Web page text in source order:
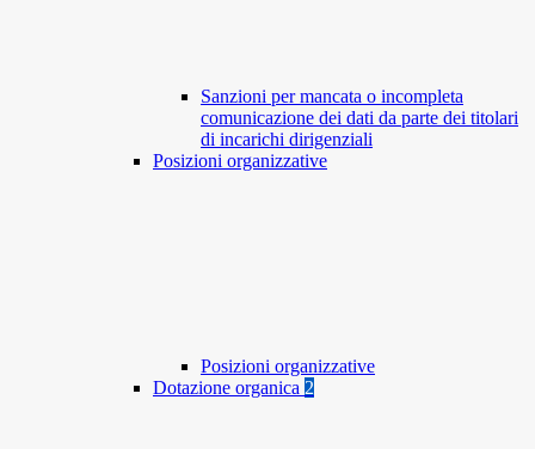
Sanzioni per mancata o incompleta
comunicazione dei dati da parte dei titolari
di incarichi dirigenziali
Posizioni organizzative
Posizioni organizzative
Dotazione organica 2